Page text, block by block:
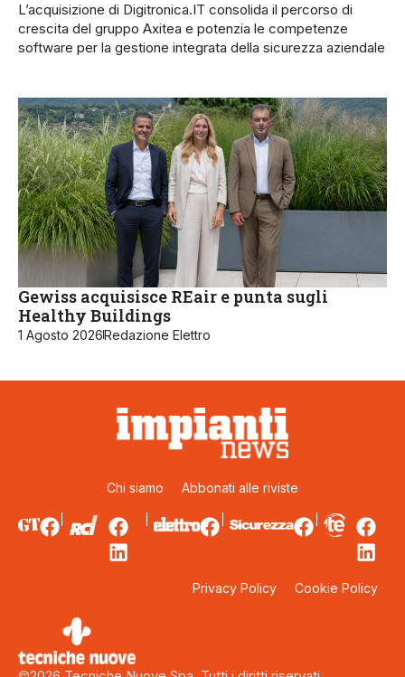
L’acquisizione di Digitronica.IT consolida il percorso di
crescita del gruppo Axitea e potenzia le competenze
software per la gestione integrata della sicurezza aziendale
Gewiss acquisisce REair e punta sugli
Healthy Buildings
1 Agosto 2026Redazione Elettro
Chi siamo Abbonati alle riviste
Privacy Policy Cookie Policy